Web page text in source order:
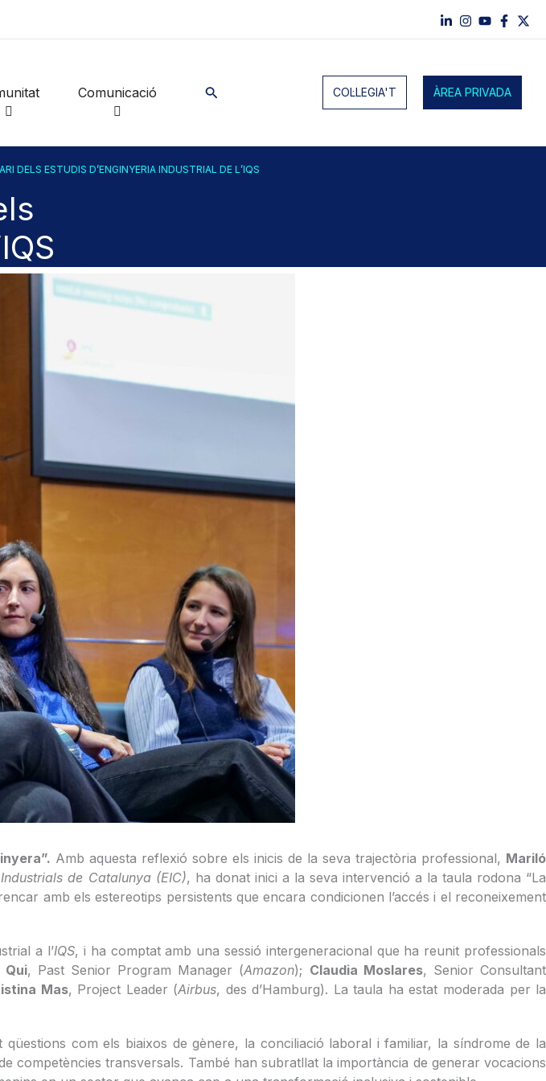
Comunicació Cerca COL·LEGIA'T ÀREA PRIVADA
DELS ESTUDIS D’ENGINYERIA INDUSTRIAL DE L’IQS
Amb aquesta reflexió sobre els inicis de la seva trajectòria professional, Mariló
Industrials de Catalunya (EIC), ha donat inici a la seva intervenció a la taula rodona “La
amb els estereotips persistents que encara condicionen l’accés i el reconeixement
a l’IQS, i ha comptat amb una sessió intergeneracional que ha reunit professionals
Qui, Past Senior Program Manager (Amazon); Claudia Moslares, Senior Consultant
Mas, Project Leader (Airbus, des d’Hamburg). La taula ha estat moderada per la
com els biaixos de gènere, la conciliació laboral i familiar, la síndrome de la
competències transversals. També han subratllat la importància de generar vocacions